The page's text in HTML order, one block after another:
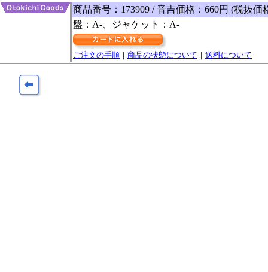
商品番号：173909 / 音吉価格：660円 (税抜価
盤：A-、ジャケット：A-
ご注文の手順 ｜ 商品の状態について ｜ 送料について